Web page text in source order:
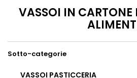
VASSOI IN CARTONE
Sotto-categorie
VASSOI PASTICCERIA